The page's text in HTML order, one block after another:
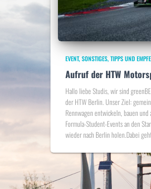
EVENT SONSTIGES TIPPS UND
Aufruf der HTW
Hallo liebe Studis, wir sind
der HTW Berlin. Unser Ziel:
Rennwagen entwickeln, bauen
Formula-Student-Events an den
wieder nach Berlin holen.Dabei